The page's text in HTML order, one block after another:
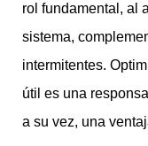
rol fundamental, al
sistema,
intermitentes.
útil es una
a su vez, una